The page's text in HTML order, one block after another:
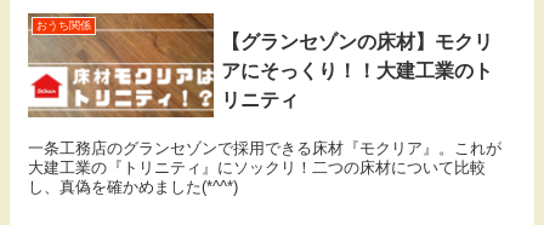
おうち関係
【グランセゾンの床材】モクリ
アにそっくり！！大建工業のト
リニティ
一条工務店のグランセゾンで採用できる床材『モクリア』。これが
大建工業の『トリニティ』にソックリ！二つの床材について比較
し、真偽を確かめました(*^^*)